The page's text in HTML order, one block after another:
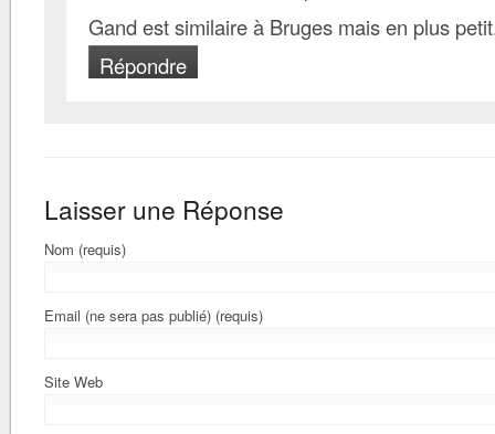
Gand est similaire à Bruges mais en plus
Répondre
Laisser une Réponse
Nom (requis)
Email (ne sera pas publié) (requis)
Site Web